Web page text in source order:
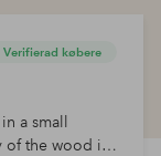
Verifierad købere
a small
the wood is